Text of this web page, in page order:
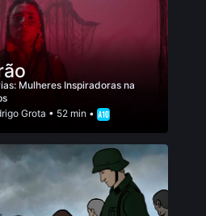
Mulheres Inspiradoras na
Grota • 52 min •